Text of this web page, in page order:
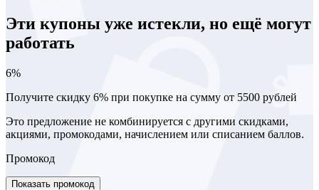
Эти купоны уже истекли, но ещё могут
работать
6%
Получите скидку 6% при покупке на сумму от 5500 рублей
Это предложение не комбинируется с другими скидками,
акциями, промокодами, начислением или списанием баллов.
Промокод
Показать промокод